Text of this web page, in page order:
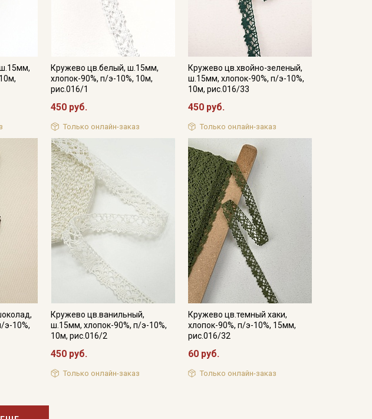
Кружево цв.белый, ш.15мм,
хлопок-90%, п/э-10%, 10м,
рис.016/1
450 руб.
Только онлайн-заказ
Кружево цв.хвойно-зеленый,
ш.15мм, хлопок-90%, п/э-10%,
10м, рис.016/33
450 руб.
Только онлайн-заказ
э-10%,
Кружево цв.ванильный,
ш.15мм, хлопок-90%, п/э-10%,
10м, рис.016/2
450 руб.
Только онлайн-заказ
Кружево цв.темный хаки,
хлопок-90%, п/э-10%, 15мм,
рис.016/32
60 руб.
Только онлайн-заказ
от
на узкие